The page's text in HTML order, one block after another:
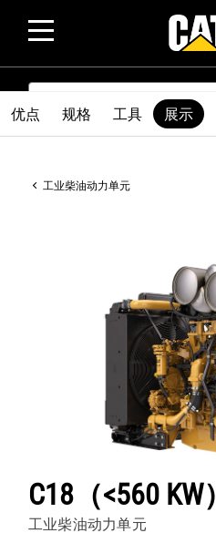
SEARCH
工业柴油动力单元
C18（<560 KW）
工业柴油动力单元
优点 规格 工具 展示